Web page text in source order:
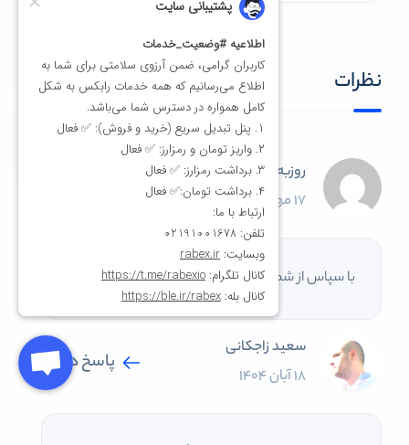
نظرات
روزبه جوانمرد
17 مهر 1402
با سپاس از شما
سعید زاجکانی
18 آبان 1404
پاسخ دهید